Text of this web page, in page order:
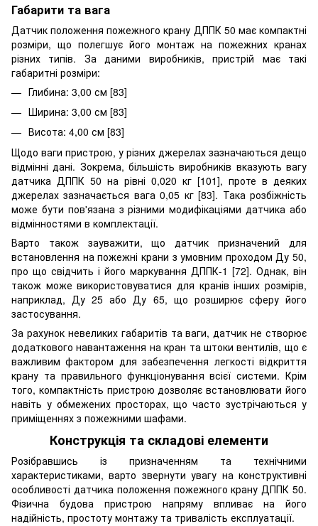
Габарити та вага
Датчик положення пожежного крану ДППК 50 має компактні
розміри, що полегшує його монтаж на пожежних кранах
різних типів. За даними виробників, пристрій має такі
габаритні розміри:
Глибина: 3,00 см [83]
Ширина: 3,00 см [83]
Висота: 4,00 см [83]
Щодо ваги пристрою, у різних джерелах зазначаються дещо
відмінні дані. Зокрема, більшість виробників вказують вагу
датчика ДППК 50 на рівні 0,020 кг [101], проте в деяких
джерелах зазначається вага 0,05 кг [83]. Така розбіжність
може бути пов'язана з різними модифікаціями датчика або
відмінностями в комплектації.
Варто також зауважити, що датчик призначений для
встановлення на пожежні крани з умовним проходом Ду 50,
про що свідчить і його маркування ДППК-1 [72]. Однак, він
також може використовуватися для кранів інших розмірів,
наприклад, Ду 25 або Ду 65, що розширює сферу його
застосування.
За рахунок невеликих габаритів та ваги, датчик не створює
додаткового навантаження на кран та штоки вентилів, що є
важливим фактором для забезпечення легкості відкриття
крану та правильного функціонування всієї системи. Крім
того, компактність пристрою дозволяє встановлювати його
навіть у обмежених просторах, що часто зустрічаються у
приміщеннях з пожежними шафами.
Конструкція та складові елементи
Розібравшись із призначенням та технічними
характеристиками, варто звернути увагу на конструктивні
особливості датчика положення пожежного крану ДППК 50.
Фізична будова пристрою напряму впливає на його
надійність, простоту монтажу та тривалість експлуатації.